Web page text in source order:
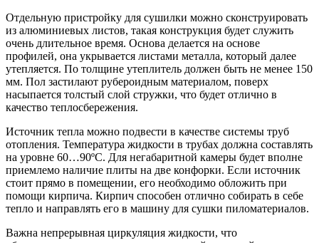
Отдельную пристройку для сушилки можно сконструировать
из алюминиевых листов, такая конструкция будет служить
очень длительное время. Основа делается на основе
профилей, она укрывается листами металла, который далее
утепляется. По толщине утеплитель должен быть не менее 150
мм. Пол застилают рубероидным материалом, поверх
насыпается толстый слой стружки, что будет отлично в
качество теплосбережения.
Источник тепла можно подвести в качестве системы труб
отопления. Температура жидкости в трубах должна составлять
на уровне 60…90ºС. Для негабаритной камеры будет вполне
приемлемо наличие плиты на две конфорки. Если источник
стоит прямо в помещении, его необходимо обложить при
помощи кирпича. Кирпич способен отлично собирать в себе
тепло и направлять его в машину для сушки пиломатериалов.
Важна непрерывная циркуляция жидкости, что